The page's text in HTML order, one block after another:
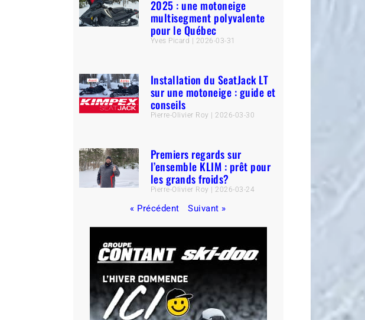
2025 : une motoneige
multisegment polyvalente
pour le Québec
Yves Picard 2026-03-31
Installation du SeatJack LT
sur une motoneige : guide et
conseils
Pierre-Olivier Roy 2026-03-30
Premiers regards sur
l’ensemble KLIM : prêt pour
les grands froids?
Pierre-Olivier Roy 2026-03-24
« Précédent Suivant »